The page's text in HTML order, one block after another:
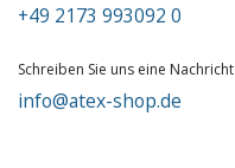
+49 2173 993092 0
Schreiben Sie uns eine Nachricht
info@atex-shop.de